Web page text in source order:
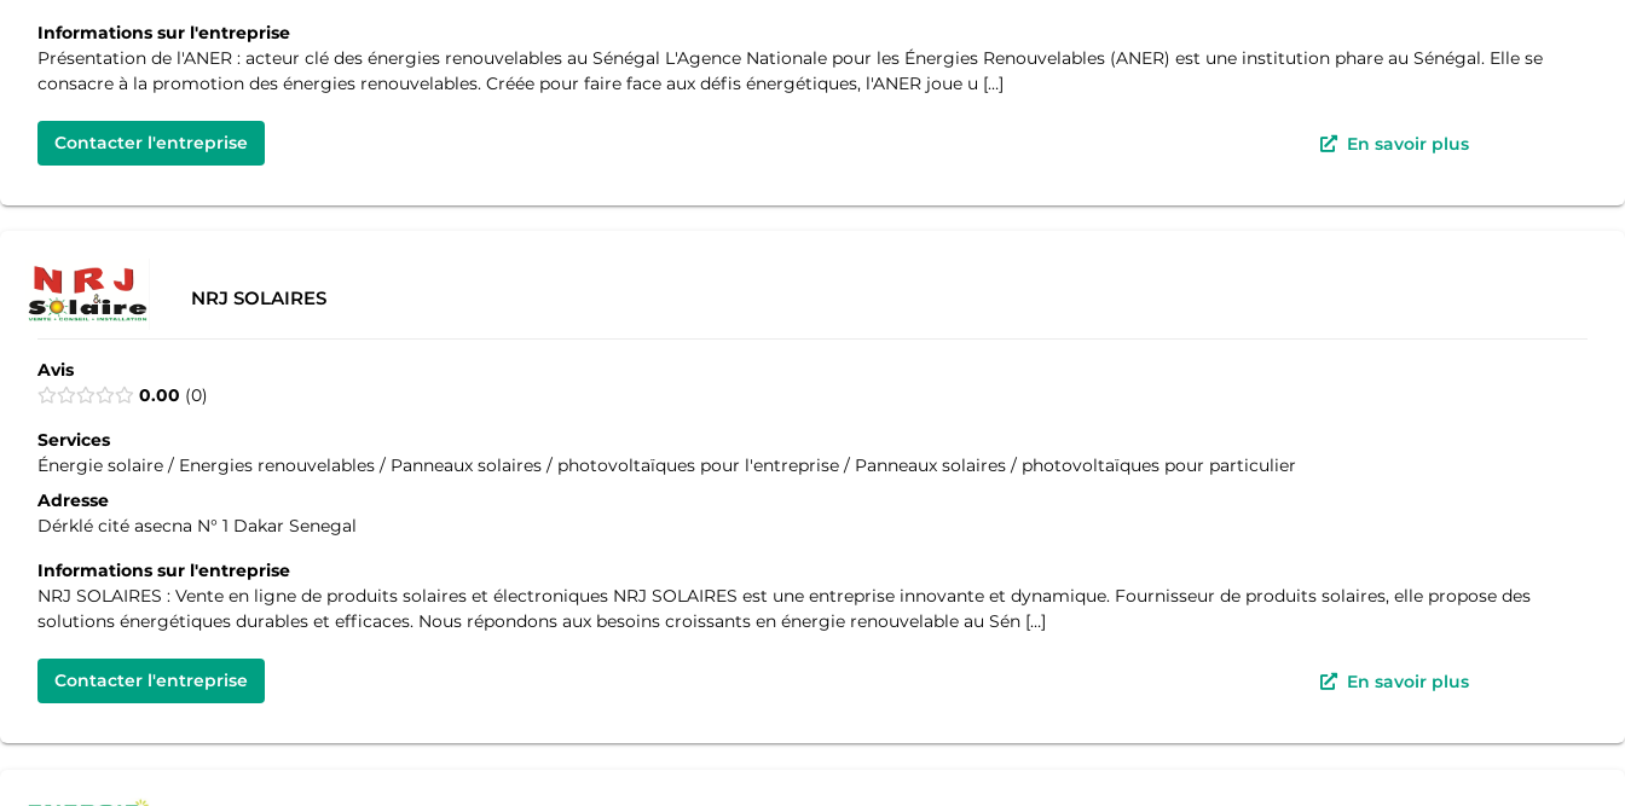
Informations sur l'entreprise
Présentation de l'ANER : acteur clé des énergies renouvelables au Sénégal L'Agence Nationale pour les Énergies Renouvelables (ANER) est une institution phare au Sénégal. Elle se
consacre à la promotion des énergies renouvelables. Créée pour faire face aux défis énergétiques, l'ANER joue u […]
Contacter l'entreprise En savoir plus
NRJ SOLAIRES
Avis
0.00 0
Services
Énergie solaire / Energies renouvelables / Panneaux solaires / photovoltaïques pour l'entreprise / Panneaux solaires / photovoltaïques pour particulier
Adresse
Dérklé cité asecna N° 1 Dakar Senegal
Informations sur l'entreprise
NRJ SOLAIRES : Vente en ligne de produits solaires et électroniques NRJ SOLAIRES est une entreprise innovante et dynamique. Fournisseur de produits solaires, elle propose des
solutions énergétiques durables et efficaces. Nous répondons aux besoins croissants en énergie renouvelable au Sén […]
Contacter l'entreprise En savoir plus